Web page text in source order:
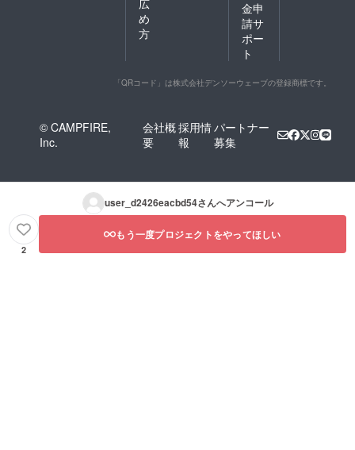
め
方
金申
請サ
ポー
ト
「QRコード」は株式会社デンソーウェーブの登録商標です。
© CAMPFIRE,
Inc.
会社概
要
採用情
報
パートナー
募集
user_d2426eacbd54さんへアンコール
2
もう一度プロジェクトをやってほしい